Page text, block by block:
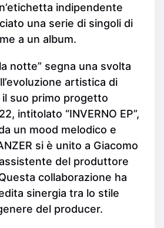
indipendente
una serie di singoli di
a un album.
notte” segna una svolta
artistica di
il suo primo progetto
intitolato “INVERNO EP”,
un mood melodico e
si è unito a Giacomo
del produttore
collaborazione ha
sinergia tra lo stile
del producer.